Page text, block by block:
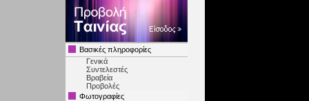
Βασικές πληροφορίες
Γενικά
Συντελεστές
Βραβεία
Προβολές
Φωτογραφίες